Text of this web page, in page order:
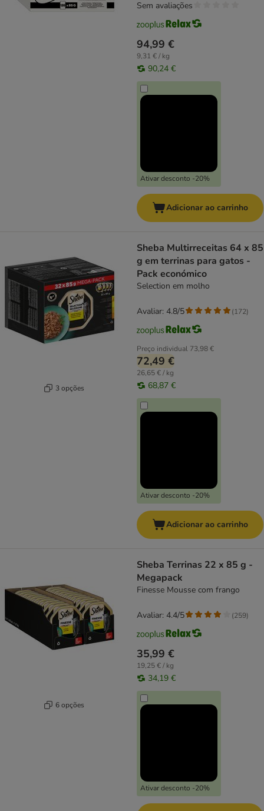
94,99 €
9,31 € / kg
90,24 €
Ativar desconto -20%
Sem avaliações
Adicionar ao carrinho
3 opções
Sheba Multirreceitas 64 x 85
g em terrinas para gatos -
Pack económico
Selection em molho
Preço individual 73,98 €
72,49 €
26,65 € / kg
68,87 €
Ativar desconto -20%
Avaliar: 4.8/5 (172)
Adicionar ao carrinho
6 opções
Sheba Terrinas 22 x 85 g -
Megapack
Finesse Mousse com frango
35,99 €
19,25 € / kg
34,19 €
Ativar desconto -20%
Avaliar: 4.4/5 (259)